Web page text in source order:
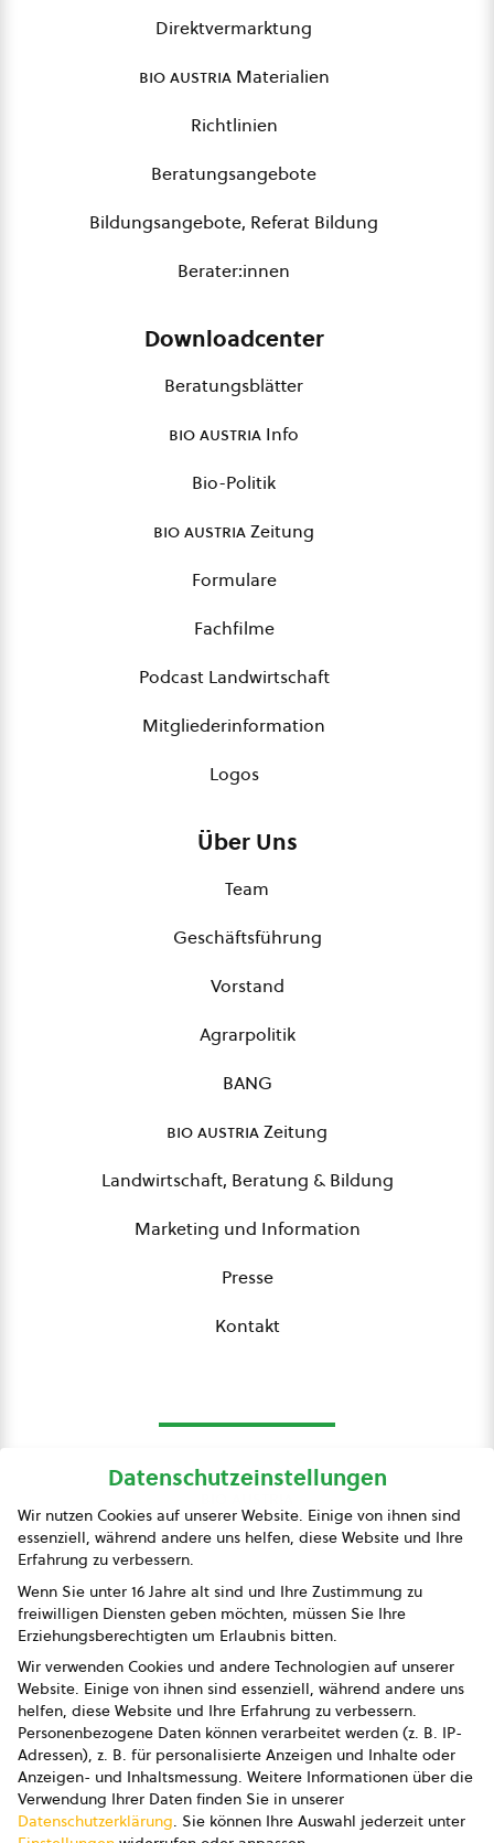
Direktvermarktung
bio austriaMaterialien
Richtlinien
Beratungsangebote
Bildungsangebote, Referat Bildung
Berater:innen
Downloadcenter
Beratungsblätter
bio austria Info
Bio-Politik
bio austriaZeitung
Formulare
Fachfilme
Podcast Landwirtschaft
Mitgliederinformation
Logos
Über Uns
Team
Geschäftsführung
Vorstand
Agrarpolitik
BANG
bio austriaZeitung
Landwirtschaft, Beratung & Bildung
Marketing und Information
Presse
Kontakt
Presse
Impressum
Datenschutz
AGB
AGB Marketing GmbH
AGB Bildung
Newsletter
Datenschutzeinstellungen
Wir nutzen Cookies auf unserer Website. Einige von ihnen sind
essenziell, während andere uns helfen, diese Website und Ihre
Erfahrung zu verbessern.
Wenn Sie unter 16 Jahre alt sind und Ihre Zustimmung zu
freiwilligen Diensten geben möchten, müssen Sie Ihre
Erziehungsberechtigten um Erlaubnis bitten.
Wir verwenden Cookies und andere Technologien auf unserer
Website. Einige von ihnen sind essenziell, während andere uns
helfen, diese Website und Ihre Erfahrung zu verbessern.
Personenbezogene Daten können verarbeitet werden (z. B. IP-
Adressen), z. B. für personalisierte Anzeigen und Inhalte oder
Anzeigen- und Inhaltsmessung. Weitere Informationen über die
Verwendung Ihrer Daten finden Sie in unserer
Datenschutzerklärung. Sie können Ihre Auswahl jederzeit unter